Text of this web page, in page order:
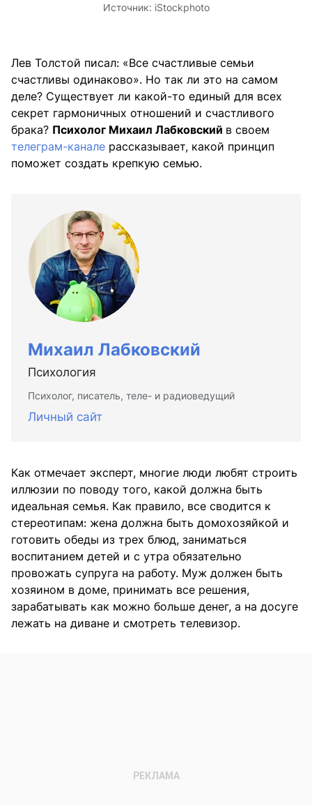
Источник: iStockphoto
Лев Толстой писал: «Все счастливые семьи
счастливы одинаково». Но так ли это на самом
деле? Существует ли какой-то единый для всех
секрет гармоничных отношений и счастливого
брака? Психолог Михаил Лабковский в своем
телеграм-канале рассказывает, какой принцип
поможет создать крепкую семью.
Михаил Лабковский
Психология
Психолог, писатель, теле- и радиоведущий
Личный сайт
Как отмечает эксперт, многие люди любят строить
иллюзии по поводу того, какой должна быть
идеальная семья. Как правило, все сводится к
стереотипам: жена должна быть домохозяйкой и
готовить обеды из трех блюд, заниматься
воспитанием детей и с утра обязательно
провожать супруга на работу. Муж должен быть
хозяином в доме, принимать все решения,
зарабатывать как можно больше денег, а на досуге
лежать на диване и смотреть телевизор.